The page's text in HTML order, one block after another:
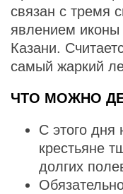
связан с тремя
явлением
Казани.
самый жаркий
ЧТО МОЖНО
С этого дня
крестьяне
долгих